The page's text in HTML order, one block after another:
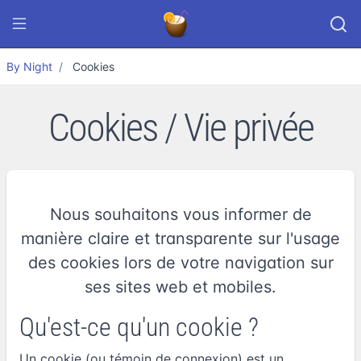
By Night Cookies
Cookies / Vie privée
Nous souhaitons vous informer de
manière claire et transparente sur l'usage
des cookies lors de votre navigation sur
ses sites web et mobiles.
Qu'est-ce qu'un cookie ?